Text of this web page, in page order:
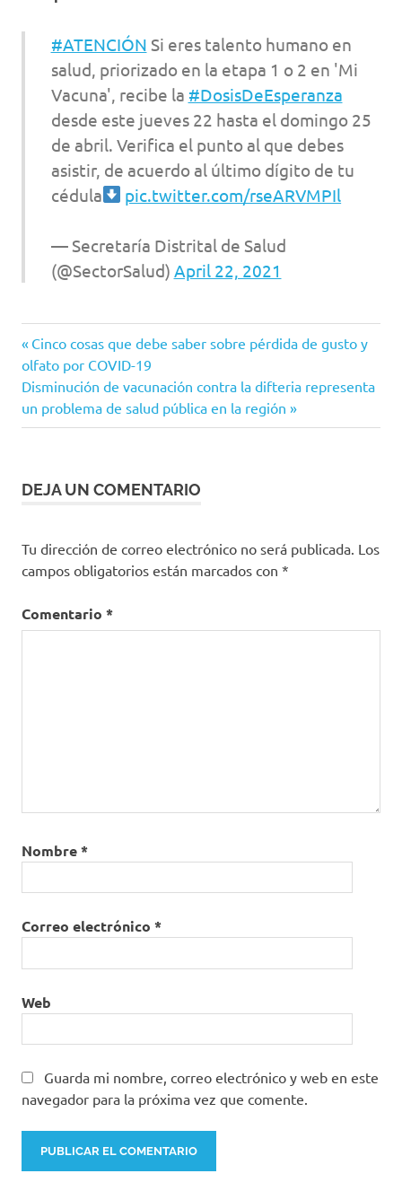
#ATENCIÓN Si eres talento humano en
salud, priorizado en la etapa 1 o 2 en 'Mi
Vacuna', recibe la #DosisDeEsperanza
desde este jueves 22 hasta el domingo 25
de abril. Verifica el punto al que debes
asistir, de acuerdo al último dígito de tu
cédula
pic.twitter.com/rseARVMPIl
— Secretaría Distrital de Salud
(@SectorSalud) April 22, 2021
COVID-
19
Fernando
Ruiz
Moscoso
Mi
de Salud
MinSalud
Nacional
de
ReTHUS
de salud
Navegación
de
entradas
Entrada
anterior:
Cinco cosas que debe saber sobre pérdida de gusto y
olfato por COVID-19
Siguiente
entrada:
Disminución de vacunación contra la difteria representa
un problema de salud pública en la región
DEJA UN COMENTARIO
Tu dirección de correo electrónico no será publicada. Los
campos obligatorios están marcados con *
Comentario *
Nombre*
Correo electrónico *
Web
Guarda mi nombre, correo electrónico y web en este
navegador para la próxima vez que comente.